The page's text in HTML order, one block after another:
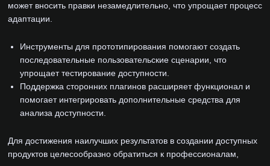
может вносить правки незамедлительно, что упрощает процесс
адаптации.
Инструменты для прототипирования помогают создать
последовательные пользовательские сценарии, что
упрощает тестирование доступности.
Поддержка сторонних плагинов расширяет функционал и
помогает интегрировать дополнительные средства для
анализа доступности.
Для достижения наилучших результатов в создании доступных
продуктов целесообразно обратиться к профессионалам,